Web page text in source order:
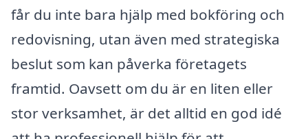
får du inte bara hjälp med bokföring och
redovisning, utan även med strategiska
beslut som kan påverka företagets
framtid. Oavsett om du är en liten eller
stor verksamhet, är det alltid en god idé